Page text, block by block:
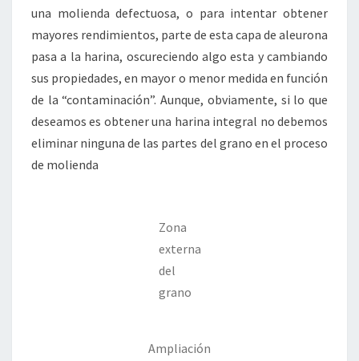
una molienda defectuosa, o para intentar obtener
mayores rendimientos, parte de esta capa de aleurona
pasa a la harina, oscureciendo algo esta y cambiando
sus propiedades, en mayor o menor medida en función
de la “contaminación”. Aunque, obviamente, si lo que
deseamos es obtener una harina integral no debemos
eliminar ninguna de las partes del grano en el proceso
de molienda
Zona
externa
del
grano
Ampliación